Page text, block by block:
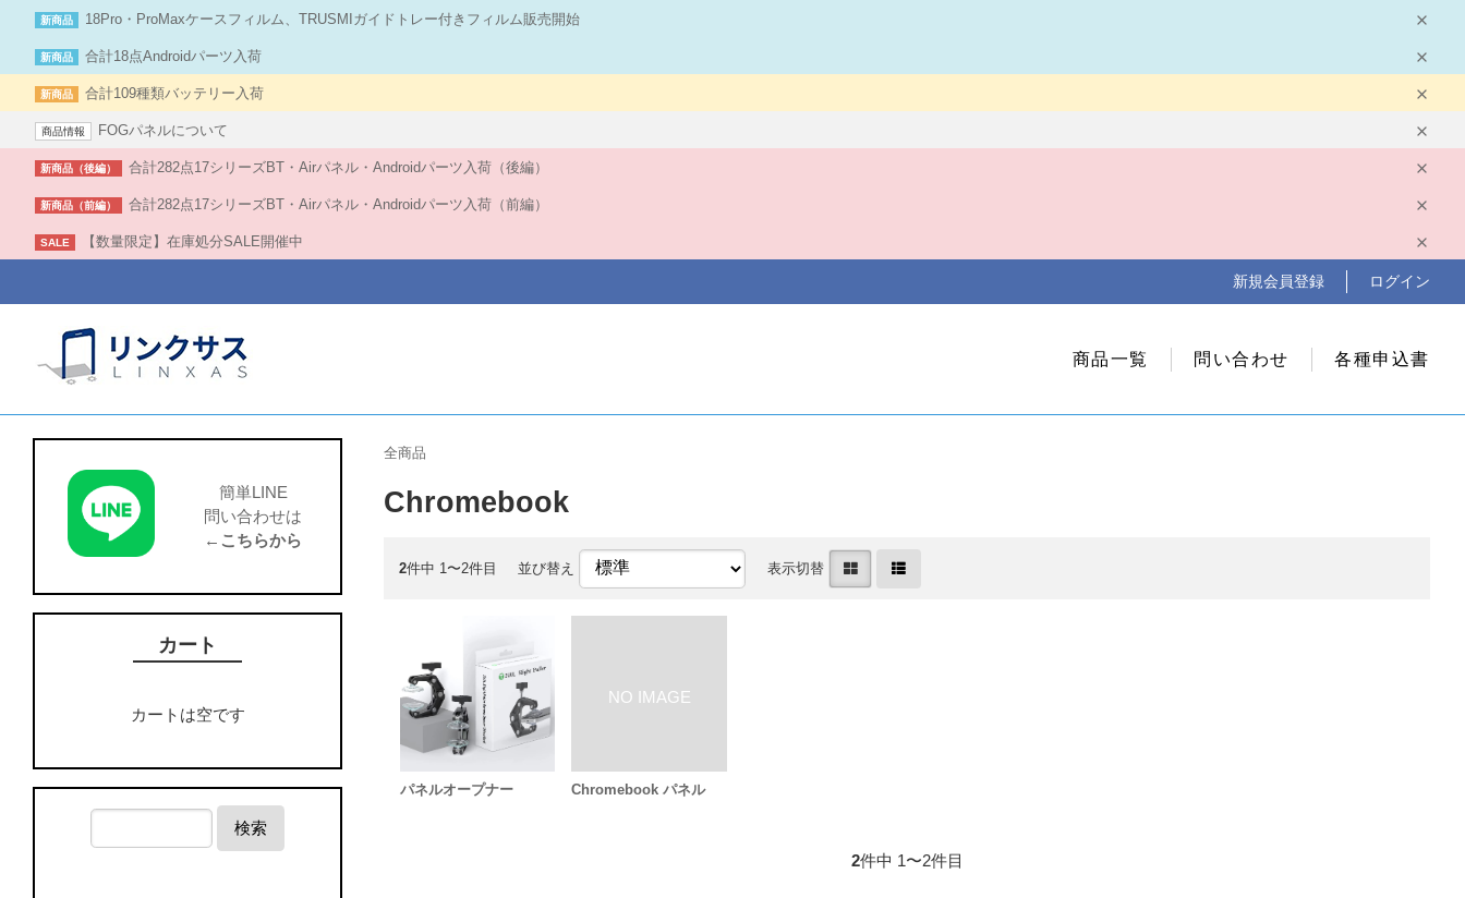
新商品 18Pro・ProMaxケースフィルム、TRUSMIガイドトレー付きフィルム販売開始
新商品 合計18点Androidパーツ入荷
新商品 合計109種類バッテリー入荷
商品情報 FOGパネルについて
新商品（後編） 合計282点17シリーズBT・Airパネル・Androidパーツ入荷（後編）
新商品（前編） 合計282点17シリーズBT・Airパネル・Androidパーツ入荷（前編）
SALE 【数量限定】在庫処分SALE開催中
新規会員登録 ログイン
商品一覧 問い合わせ 各種申込書
全商品
Chromebook
2件中 1〜2件目 並び替え 表示切替
パネルオープナー Chromebook パネル
2件中 1〜2件目
簡単LINE
問い合わせは
←こちらから
カート
カートは空です
検索